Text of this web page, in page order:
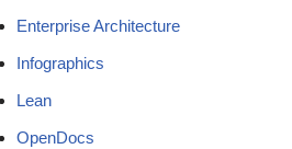
Enterprise Architecture
Infographics
Lean
OpenDocs